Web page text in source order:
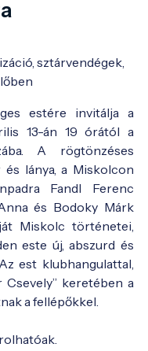
sztárvendégek,
estére invitálja a
13-án 19 órától a
A rögtönzéses
lánya, a Miskolcon
Fandl Ferenc
és Bodoky Márk
Miskolc történetei,
este új, abszurd és
est klubhangulattal,
Csevely” keretében a
a fellépőkkel.